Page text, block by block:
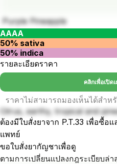
Purple Pineapple
AAAA
50% sativa
50% indica
รายละเอียดราคา
คลิกเพื่อเปิด
ราคาไม่สามารถมองเห็นได้สำ
Citrus, earthy, tropical and
ต้องมีใบสั่งยาจาก P.T.33 เพื่อซื้
แพทย์
ขอใบสั่งยากัญชาเพื่อดู
ตามการเปลี่ยนแปลงกฎระเบียบล่า